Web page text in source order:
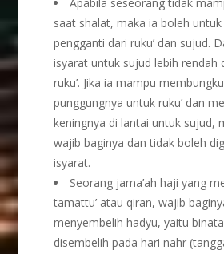
saat shalat, maka ia boleh
pengganti dari ruku’ dan sujud.
isyarat untuk sujud lebih rendah
ruku’. Jika ia mampu
punggungnya untuk ruku’ dan
keningnya di lantai untuk sujud,
wajib baginya dan tidak boleh
isyarat.
Seorang jama’ah haji yang
tamattu’ atau qiran, wajib
menyembelih hadyu, yaitu
disembelih pada hari nahr